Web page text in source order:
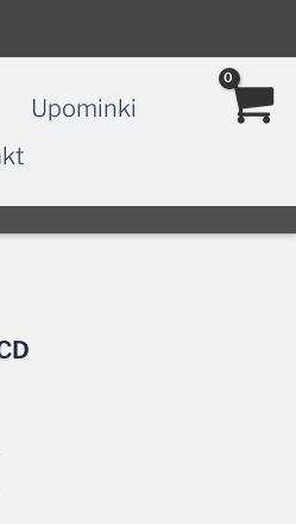
Upominki